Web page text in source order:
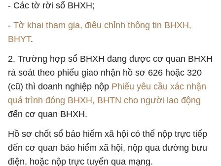
- Các tờ rời sổ BHXH;
- Tờ khai tham gia, điều chỉnh thông tin BHXH,
BHYT.
2. Trường hợp sổ BHXH đang được cơ quan BHXH
rà soát theo phiếu giao nhận hồ sơ 626 hoặc 320
(cũ) thì doanh nghiệp nộp Phiếu yêu cầu xác nhận
quá trình đóng BHXH, BHTN cho người lao động
đến cơ quan BHXH.
Hồ sơ chốt sổ bảo hiểm xã hội có thể nộp trực tiếp
đến cơ quan bảo hiểm xã hội, nộp qua đường bưu
điện, hoặc nộp trực tuyến qua mạng.